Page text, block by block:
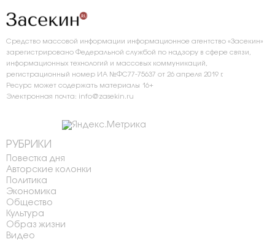
Средство массовой информации информационное агентство «Засекин»
зарегистрировано Федеральной службой по надзору в сфере связи,
информационных технологий и массовых коммуникаций,
регистрационный номер ИА №ФС77-75637 от 26 апреля 2019 г.
Ресурс может содержать материалы 16+
Электронная почта: info@zasekin.ru
РУБРИКИ
Повестка дня
Авторские колонки
Политика
Экономика
Общество
Культура
Образ жизни
Видео